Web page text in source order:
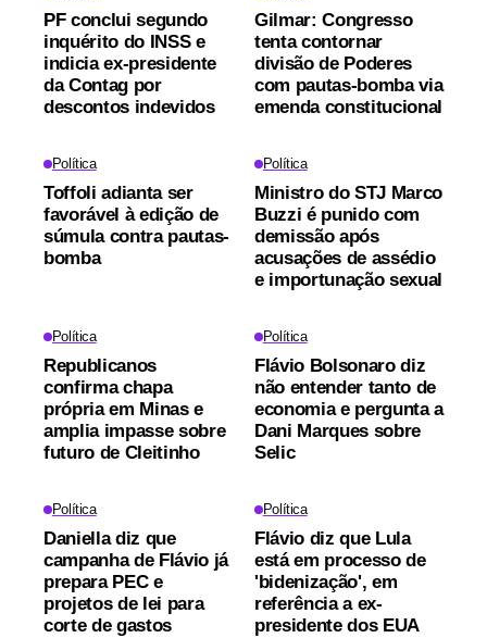
PF conclui segundo
inquérito do INSS e
indicia ex-presidente
da Contag por
descontos indevidos
Gilmar: Congresso
tenta contornar
divisão de Poderes
com pautas-bomba via
emenda constitucional
Política
Toffoli adianta ser
favorável à edição de
súmula contra pautas-
bomba
Política
Ministro do STJ Marco
Buzzi é punido com
demissão após
acusações de assédio
e importunação sexual
Política
Republicanos
confirma chapa
própria em Minas e
amplia impasse sobre
futuro de Cleitinho
Política
Flávio Bolsonaro diz
não entender tanto de
economia e pergunta a
Dani Marques sobre
Selic
Política
Daniella diz que
campanha de Flávio já
prepara PEC e
projetos de lei para
corte de gastos
Política
Flávio diz que Lula
está em processo de
'bidenização', em
referência a ex-
presidente dos EUA